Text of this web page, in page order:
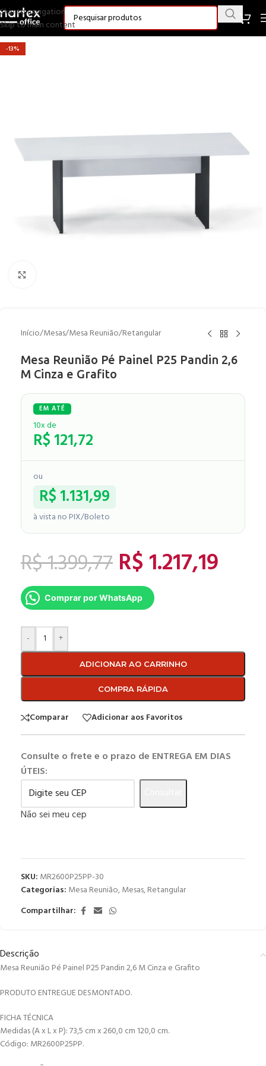
Skip to navigation
Skip to main content
-13%
Início/Mesas/Mesa Reunião/Retangular
Mesa Reunião Pé Painel P25 Pandin 2,6
M Cinza e Grafito
10x de
R$121,72
ou
R$1.131,99
à vista no PIX/Boleto
R$1.399,77 R$1.217,19
Comprar por WhatsApp
- +
ADICIONAR AO CARRINHO
COMPRA RÁPIDA
Comparar Adicionar aos Favoritos
Consulte o frete e o prazo de ENTREGA EM DIAS
ÚTEIS:
Não sei meu cep
SKU: MR2600P25PP-30
Categorias: Mesa Reunião,Mesas,Retangular
Compartilhar:
Descrição
Mesa Reunião Pé Painel P25 Pandin 2,6 M Cinza e Grafito
PRODUTO ENTREGUE DESMONTADO.
FICHA TÉCNICA
Medidas (A x L x P): 73,5 cm x 260,0 cm 120,0 cm.
Código: MR2600P25PP.